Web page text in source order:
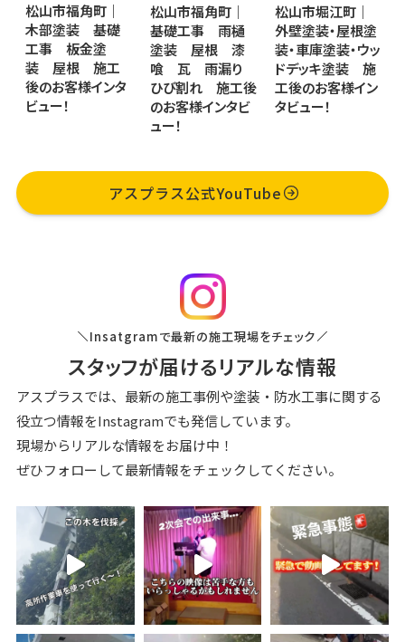
松山市福角町｜
基礎工事 雨樋
塗装 屋根 漆
喰 瓦 雨漏り
ひび割れ 施工後
のお客様インタビ
松山市堀江町｜
外壁塗装・屋根塗
装・車庫塗装・ウッ
ドデッキ塗装 施
工後のお客様イン
タビュー！
松山市堀江町｜
外壁塗装・屋根塗
装・木テラス・外塀
塗装 施工後のお
客様インタビュ
ー！
アスプラス公式YouTube
Insatgramで最新の施⼯現場をチェック
スタッフが届けるリアルな情報
アスプラスでは、最新の施⼯事例や塗装‧防⽔⼯事に関する
役⽴つ情報をInstagramでも発信しています。
現場からリアルな情報をお届け中！
ぜひフォローして最新情報をチェックしてください。